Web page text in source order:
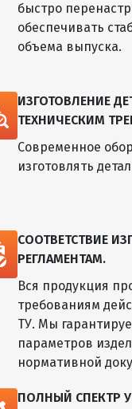
быстро
обеспечивать
объема выпуска.
ИЗГОТОВЛЕНИЕ
ТЕХНИЧЕСКИМ
Современное
изготовлять
СООТВЕТСТВИЕ
РЕГЛАМЕНТАМ.
Вся продукция
требованиям
ТУ. Мы
параметров
нормативной
ПОЛНЫЙ СПЕКТР